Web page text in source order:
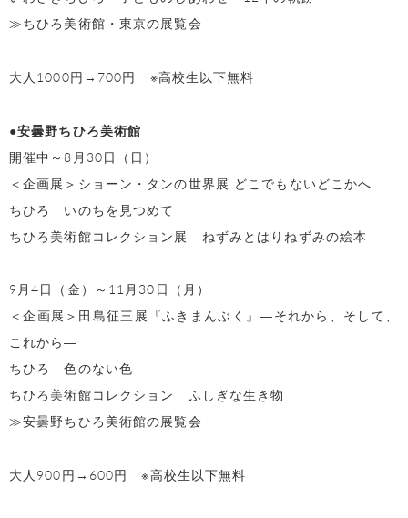
≫ちひろ美術館・東京の展覧会
大人1000円→700円 ※高校生以下無料
●安曇野ちひろ美術館
開催中～8月30日（日）
＜企画展＞ショーン・タンの世界展 どこでもないどこかへ
ちひろ いのちを見つめて
ちひろ美術館コレクション展 ねずみとはりねずみの絵本
9月4日（金）～11月30日（月）
＜企画展＞田島征三展『ふきまんぶく』―それから、そして、
これから―
ちひろ 色のない色
ちひろ美術館コレクション ふしぎな生き物
≫安曇野ちひろ美術館の展覧会
大人900円→600円 ※高校生以下無料